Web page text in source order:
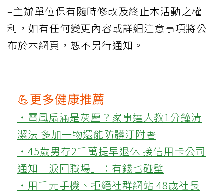
–主辦單位保有隨時修改及終止本活動之權
利，如有任何變更內容或詳細注意事項將公
布於本網頁，恕不另行通知。
💪更多健康推薦
‧電風扇滿是灰塵？家事達人教1分鐘清
潔法 多加一物還能防髒汙附著
‧45歲男存2千萬提早退休 接信用卡公司
通知「淚回職場」：有錢也碰壁
‧用千元手機、拒絕社群網站 48歲社長